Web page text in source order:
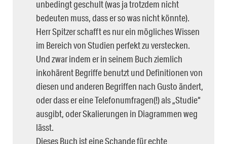
unbedingt geschult (was ja trotzdem nicht
bedeuten muss, dass er so was nicht könnte).
Herr Spitzer schafft es nur ein mögliches Wissen
im Bereich von Studien perfekt zu verstecken.
Und zwar indem er in seinem Buch ziemlich
inkohärent Begriffe benutzt und Definitionen von
diesen und anderen Begriffen nach Gusto ändert,
oder dass er eine Telefonumfragen(!) als „Studie“
ausgibt, oder Skalierungen in Diagrammen weg
lässt.
Dieses Buch ist eine Schande für echte